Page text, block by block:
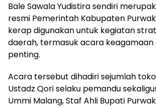
Bale Sawala Yudistira sendiri
resmi Pemerintah Kabupaten
kerap digunakan untuk kegiatan
daerah, termasuk acara
penting.
Acara tersebut dihadiri sejumlah
Ustadz Qori selaku pemandu
Ummi Malang, Staf Ahli Bupati